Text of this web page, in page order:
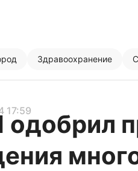
Здравоохранение
17:59